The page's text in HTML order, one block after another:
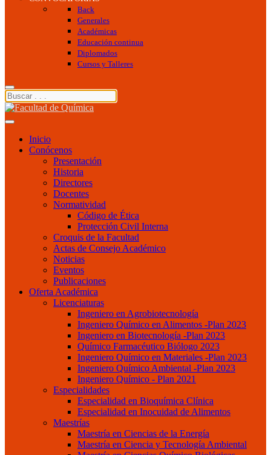
Back
Generales
Académicas
Educación continua
Diplomados
Cursos y Talleres
Inicio
Conócenos
Presentación
Historia
Directores
Docentes
Normatividad
Código de Ética
Protección Civil Interna
Croquis de la Facultad
Actas de Consejo Académico
Noticias
Eventos
Publicaciones
Oferta Académica
Licenciaturas
Ingeniero en Agrobiotecnología
Ingeniero Químico en Alimentos -Plan 2023
Ingeniero en Biotecnología -Plan 2023
Químico Farmacéutico Biólogo 2023
Ingeniero Químico en Materiales -Plan 2023
Ingeniero Químico Ambiental -Plan 2023
Ingeniero Químico - Plan 2021
Especialidades
Especialidad en Bioquímica Clínica
Especialidad en Inocuidad de Alimentos
Maestrías
Maestría en Ciencias de la Energía
Maestría en Ciencia y Tecnología Ambiental